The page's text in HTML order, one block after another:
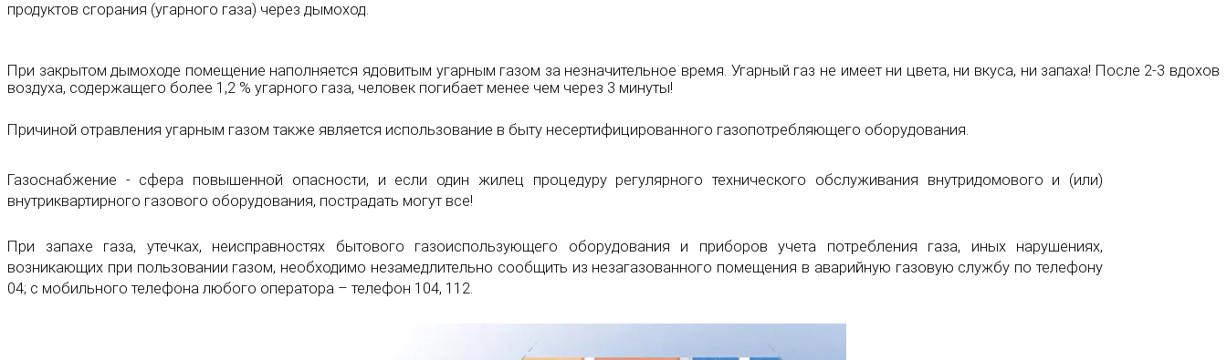
продуктов сгорания (угарного газа) через дымоход.
При закрытом дымоходе помещение наполняется ядовитым угарным газом за незначительное время. Угарный газ не имеет ни цвета, ни вкуса, ни запаха! После 2-3 вдохов
воздуха, содержащего более 1,2 % угарного газа, человек погибает менее чем через 3 минуты!
Причиной отравления угарным газом также является использование в быту несертифицированного газопотребляющего оборудования.
Газоснабжение - сфера повышенной опасности, и если один жилец процедуру регулярного технического обслуживания внутридомового и (или)
внутриквартирного газового оборудования, пострадать могут все!
При запахе газа, утечках, неисправностях бытового газоиспользующего оборудования и приборов учета потребления газа, иных нарушениях,
возникающих при пользовании газом, необходимо незамедлительно сообщить из незагазованного помещения в аварийную газовую службу по телефону
04; с мобильного телефона любого оператора – телефон 104, 112.